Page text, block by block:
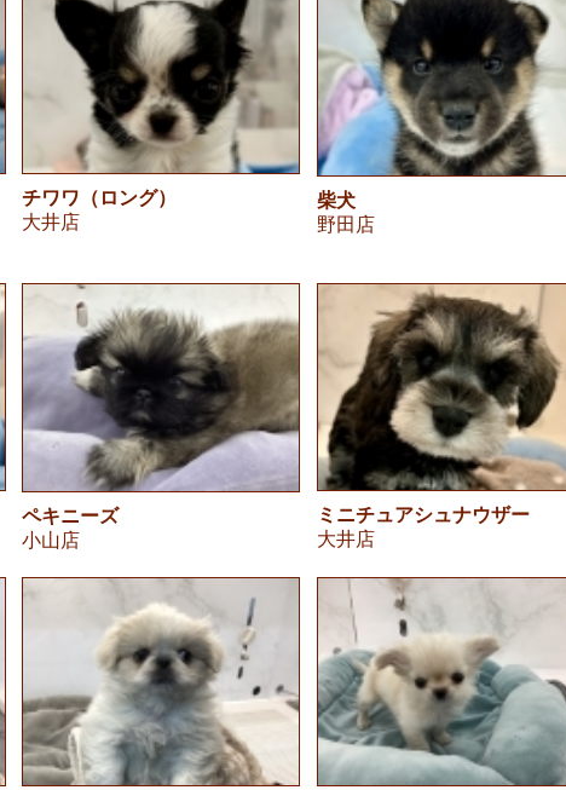
チワワ（ロング）
大井店
柴犬
野田店
ペキニーズ
小山店
ミニチュアシュナウザー
大井店